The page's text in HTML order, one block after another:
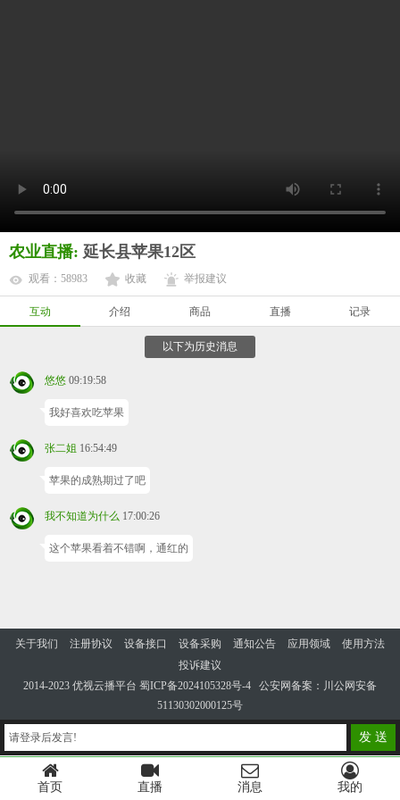
农业直播: 延长县苹果12区
观看：58983 收藏 举报建议
互动 介绍 商品 直播 记录
以下为历史消息
悠悠 09:19:58
我好喜欢吃苹果
张二姐 16:54:49
苹果的成熟期过了吧
我不知道为什么 17:00:26
这个苹果看着不错啊，通红的
请登录后发言! 发 送
关于我们 注册协议 设备接口 设备采购 通知公告 应用领域
使用方法
投诉建议
2014-2023 优视云播平台 蜀ICP备2024105328号-4
公安网备案：川公网安备
51130302000125号
首页 直播 消息 我的